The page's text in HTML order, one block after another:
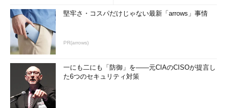
堅牢さ・コスパだけじゃない最新「arrows」事情
PR(arrows)
一にも二にも「防御」を――元CIAのCISOが提言し
た6つのセキュリティ対策